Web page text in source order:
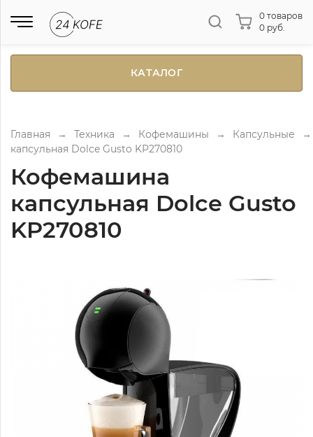
0 товаров
0 руб.
КАТАЛОГ
Главная → Техника → Кофемашины → Капсульные
→
капсульная Dolce Gusto KP270810
Кофемашина
капсульная Dolce Gusto
KP270810